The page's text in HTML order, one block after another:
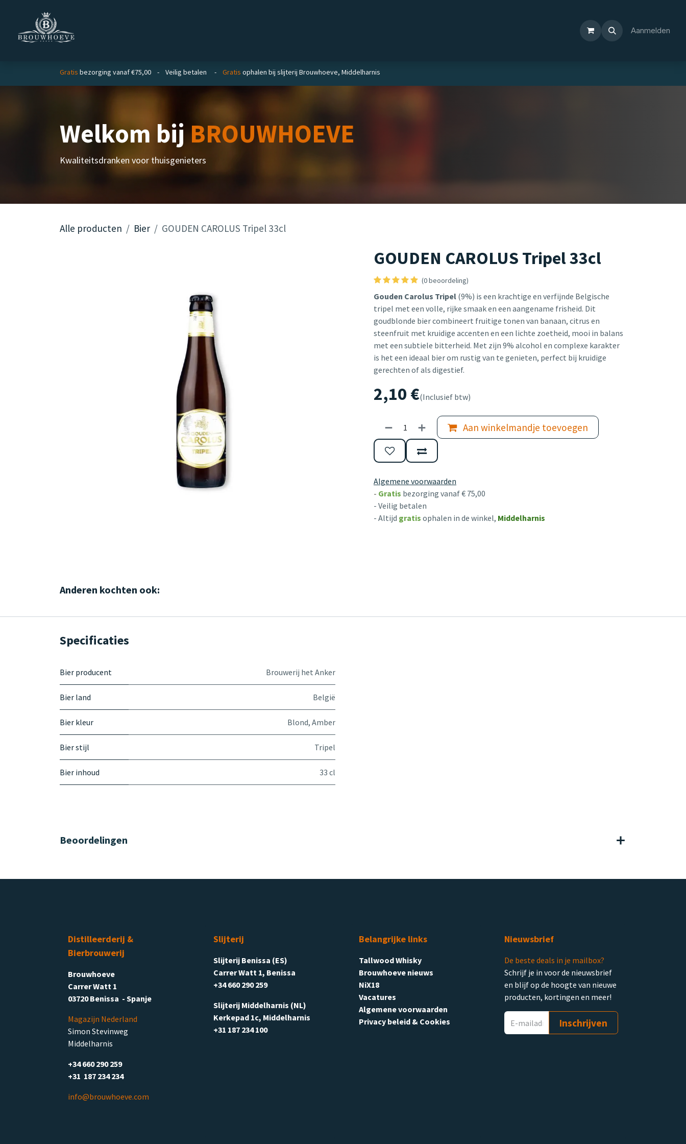
Aanmelden
Gratis bezorging vanaf €75,00 - Veilig betalen - Gratis ophalen bij slijterij Brouwhoeve, Middelharnis
Welkom bijBROUWHOEVE
Kwaliteitsdranken voor thuisgenieters
Alle producten Bier GOUDEN CAROLUS Tripel 33cl
GOUDEN CAROLUS Tripel 33cl
(0 beoordeling)
Gouden Carolus Tripel (9%) is een krachtige en verfijnde Belgische
tripel met een volle, rijke smaak en een aangename frisheid. Dit
goudblonde bier combineert fruitige tonen van banaan, citrus en
steenfruit met kruidige accenten en een lichte zoetheid, mooi in balans
met een subtiele bitterheid. Met zijn 9% alcohol en complexe karakter
is het een ideaal bier om rustig van te genieten, perfect bij kruidige
gerechten of als digestief.
2,10 €(Inclusief btw)
Aan winkelmandje toevoegen
Algemene voorwaarden
- Gratis bezorging vanaf € 75,00
- Veilig betalen
- Altijd gratis ophalen in de winkel, Middelharnis
Anderen kochten ook:
Specificaties
Bier producent Brouwerij het Anker
Bier land België
Bier kleur Blond, Amber
Bier stijl Tripel
Bier inhoud 33 cl
Beoordelingen
Distilleerderij &
Bierbrouwerij
Brouwhoeve
Carrer Watt 1
03720 Benissa - Spanje
Magazijn Nederland
Simon Stevinweg
Middelharnis
+34 660 290 259
+31 187 234 234
info@brouwhoeve.com
Slijterij
Slijterij Benissa (ES)
Carrer Watt 1, Benissa
+34 660 290 259
Slijterij Middelharnis (NL)
Kerkepad 1c, Middelharnis
+31 187 234 100
Belangrijke links
Tallwood Whisky
Brouwhoeve nieuws
NiX18
Vacatures
Algemene voorwaarden
Privacy beleid & Cookies
Nieuwsbrief
De beste deals in je mailbox?
Schrijf je in voor de nieuwsbrief
en blijf op de hoogte van nieuwe
producten, kortingen en meer!
Inschrijven